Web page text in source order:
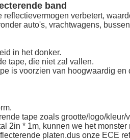
band
verbetert,
auto's, vrachtwagens,
in het donker.
tape, die niet zal vallen.
is voorzien van hoogwaardig
tape zoals grootte/logo/
2in * 1m, kunnen we het
platen.dus onze ECE